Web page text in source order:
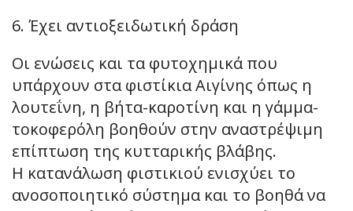
6. Έχει αντιοξειδωτική δράση
Οι ενώσεις και τα φυτοχημικά που
υπάρχουν στα φιστίκια Αιγίνης όπως η
λουτεΐνη, η βήτα-καροτίνη και η γάμμα-
τοκοφερόλη βοηθούν στην αναστρέψιμη
επίπτωση της κυτταρικής βλάβης.
Η κατανάλωση φιστικιού ενισχύει το
ανοσοποιητικό σύστημα και το βοηθά να